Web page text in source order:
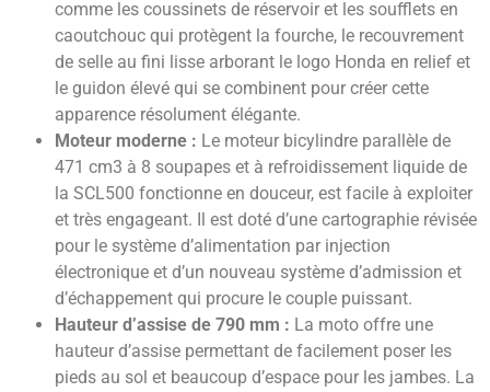
comme les coussinets de réservoir et les soufflets en
caoutchouc qui protègent la fourche, le recouvrement
de selle au fini lisse arborant le logo Honda en relief et
le guidon élevé qui se combinent pour créer cette
apparence résolument élégante.
Moteur moderne : Le moteur bicylindre parallèle de
471 cm3 à 8 soupapes et à refroidissement liquide de
la SCL500 fonctionne en douceur, est facile à exploiter
et très engageant. Il est doté d’une cartographie révisée
pour le système d’alimentation par injection
électronique et d’un nouveau système d’admission et
d’échappement qui procure le couple puissant.
Hauteur d’assise de 790 mm : La moto offre une
hauteur d’assise permettant de facilement poser les
pieds au sol et beaucoup d’espace pour les jambes. La